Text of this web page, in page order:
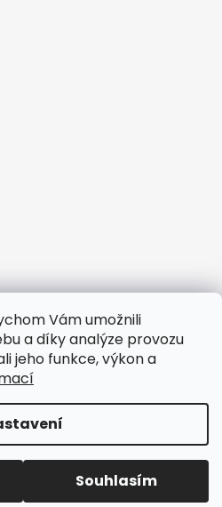
Vám umožnili
a díky analýze provozu
jeho funkce, výkon a
Souhlasím
údajů
. Všechna práva vyhrazena.
cookies